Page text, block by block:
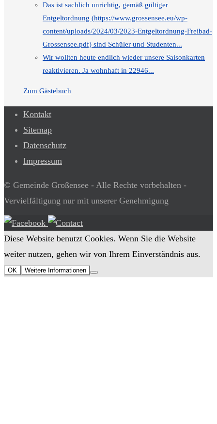
Das ist sachlich unrichtig, gemäß gültiger
Entgeltordnung (https://www.grossensee.eu/wp-
content/uploads/2024/03/2023-Entgeltordnung-Freibad-
Grossensee.pdf) sind Schüler und Studenten...
Wir wollten heute endlich wieder unsere Saisonkarten
reaktivieren. Ja wohnhaft in 22946...
Zum Gästebuch
Kontakt
Sitemap
Datenschutz
Impressum
© Gemeinde Großensee - Alle Rechte vorbehalten -
Vervielfältigung nur mit unserer Genehmigung
Diese Website benutzt Cookies. Wenn Sie die Website
weiter nutzen, gehen wir von Ihrem Einverständnis aus.
OK Weitere Informationen